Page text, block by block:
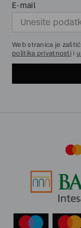
E-mail
Web stranica je
politika privatnosti i